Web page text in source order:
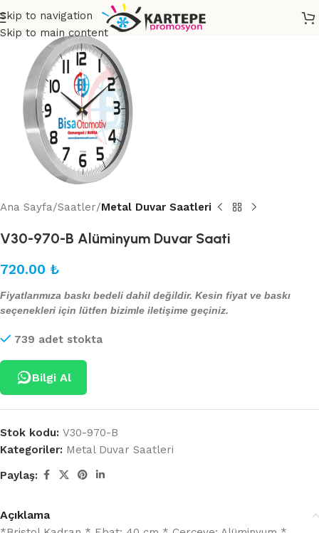
Skip to navigation
Skip to main content
Ana Sayfa Saatler Metal Duvar Saatleri
V30-970-B Alüminyum Duvar Saati
720.00 ₺
Fiyatlarımıza baskı bedeli dahil değildir. Kesin fiyat ve baskı
seçenekleri için lütfen bizimle iletişime geçiniz.
739 adet stokta
Bilgi Al
Stok kodu: V30-970-B
Kategoriler: Metal Duvar Saatleri
Paylaş:
Açıklama